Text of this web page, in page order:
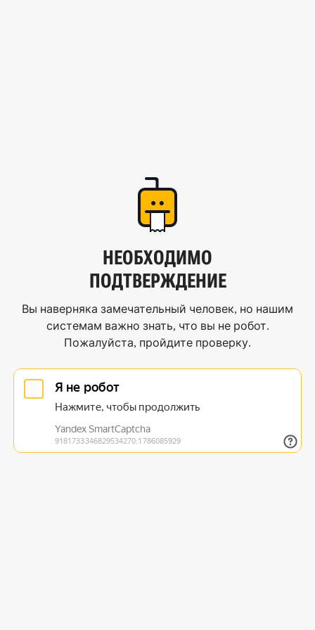
НЕОБХОДИМО
ПОДТВЕРЖДЕНИЕ
Вы наверняка замечательный человек, но нашим
системам важно знать, что вы не робот.
Пожалуйста, пройдите проверку.